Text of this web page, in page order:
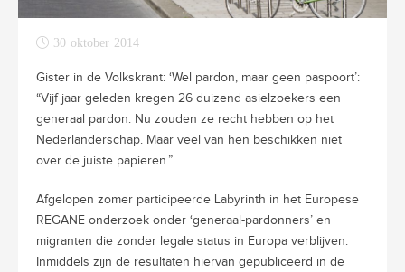
30 oktober 2014
Gister in de Volkskrant: ‘Wel pardon, maar geen paspoort’:
“Vijf jaar geleden kregen 26 duizend asielzoekers een
generaal pardon. Nu zouden ze recht hebben op het
Nederlanderschap. Maar veel van hen beschikken niet
over de juiste papieren.”
Afgelopen zomer participeerde Labyrinth in het Europese
REGANE onderzoek onder ‘generaal-pardonners’ en
migranten die zonder legale status in Europa verblijven.
Inmiddels zijn de resultaten hiervan gepubliceerd in de